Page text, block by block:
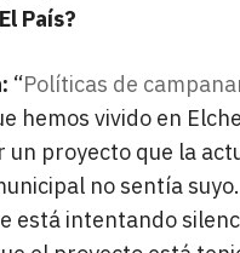
País?
“Políticas de
hemos vivido en
un proyecto que la
no sentía
está intentando